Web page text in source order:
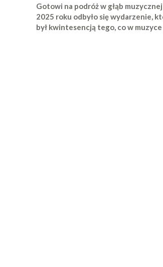
Gotowi na podróż w głąb
2025 roku odbyło się wydarzenie,
był kwintesencją tego, co w